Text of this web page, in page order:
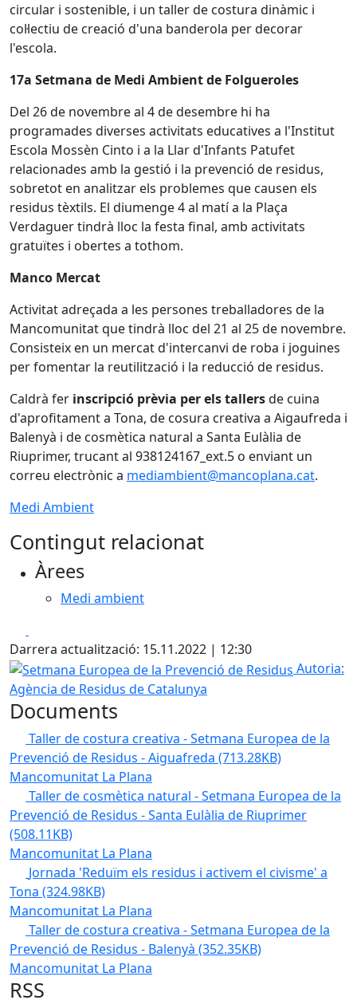
circular i sostenible, i un taller de costura dinàmic i
col·lectiu de creació d'una banderola per decorar
l'escola.
17a Setmana de Medi Ambient de Folgueroles
Del 26 de novembre al 4 de desembre hi ha
programades diverses activitats educatives a l'Institut
Escola Mossèn Cinto i a la Llar d'Infants Patufet
relacionades amb la gestió i la prevenció de residus,
sobretot en analitzar els problemes que causen els
residus tèxtils. El diumenge 4 al matí a la Plaça
Verdaguer tindrà lloc la festa final, amb activitats
gratuïtes i obertes a tothom.
Manco Mercat
Activitat adreçada a les persones treballadores de la
Mancomunitat que tindrà lloc del 21 al 25 de novembre.
Consisteix en un mercat d'intercanvi de roba i joguines
per fomentar la reutilització i la reducció de residus.
Caldrà fer inscripció prèvia per els tallersde cuina
d'aprofitament a Tona, de cosura creativa a Aigaufreda i
Balenyà i de cosmètica natural a Santa Eulàlia de
Riuprimer, trucant al 938124167_ext.5 o enviant un
correu electrònic a mediambient@mancoplana.cat.
Medi Ambient
Contingut relacionat
Àrees
Medi ambient
Darrera actualització: 15.11.2022 | 12:30
Setmana Europea de la Prevenció de Residus
Autoria:
Agència de Residus de Catalunya
Documents
Taller de costura creativa - Setmana Europea de la
Prevenció de Residus - Aiguafreda (713.28KB)
Mancomunitat La Plana
Taller de cosmètica natural - Setmana Europea de la
Prevenció de Residus - Santa Eulàlia de Riuprimer
(508.11KB)
Mancomunitat La Plana
Jornada 'Reduïm els residus i activem el civisme' a
Tona (324.98KB)
Mancomunitat La Plana
Taller de costura creativa - Setmana Europea de la
Prevenció de Residus - Balenyà (352.35KB)
Mancomunitat La Plana
RSS